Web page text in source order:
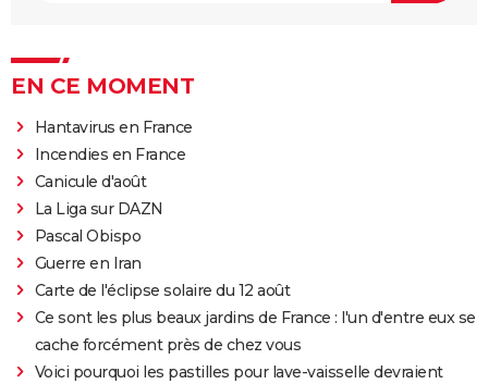
EN CE MOMENT
Hantavirus en France
Incendies en France
Canicule d'août
La Liga sur DAZN
Pascal Obispo
Guerre en Iran
Carte de l'éclipse solaire du 12 août
Ce sont les plus beaux jardins de France : l'un d'entre eux se
cache forcément près de chez vous
Voici pourquoi les pastilles pour lave-vaisselle devraient